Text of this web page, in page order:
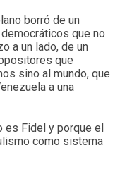
borró de un
que no
a un lado, de un
que
sino al mundo, que
a una
es Fidel y porque el
como sistema